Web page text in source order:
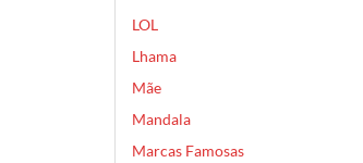
LOL
Lhama
Mãe
Mandala
Marcas Famosas